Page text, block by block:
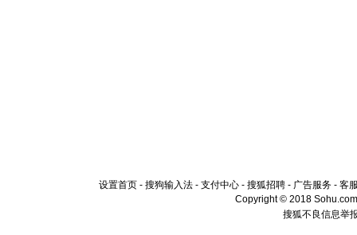
设置首页 - 搜狗输入法 - 支付中心 - 搜狐招聘 - 广告服务 - 客
Copyright © 2018
搜狐不良信息举